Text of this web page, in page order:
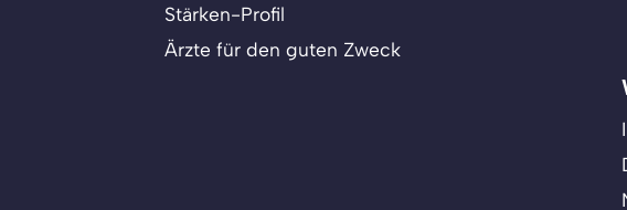
Stärken-Profil
Ärzte für den guten Zweck